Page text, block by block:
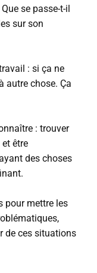
se passe-t-il
sur son
: si ça ne
autre chose. Ça
: trouver
être
des choses
pour mettre les
de ces situations